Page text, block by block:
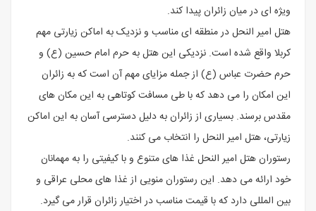
ویژه‌ ای در میان زائران پیدا کند.
هتل امیر النحل در منطقه‌ ای مناسب و نزدیک به اماکن زیارتی مهم
کربلا واقع شده است. نزدیکی این هتل به حرم امام حسین (ع) و
حرم حضرت عباس (ع) از جمله مزایای مهم آن است که به زائران
این امکان را می ‌دهد که با طی مسافت کوتاهی به این مکان‌ های
مقدس برسند. بسیاری از زائران به دلیل دسترسی آسان به این اماکن
زیارتی، هتل امیر النحل را انتخاب می ‌کنند.
رستوران هتل امیر النحل غذا های متنوع و با کیفیتی را به مهمانان
خود ارائه می ‌دهد. این رستوران منویی از غذا های محلی عراقی و
بین ‌المللی دارد که با قیمت مناسب در اختیار زائران قرار می ‌گیرد.